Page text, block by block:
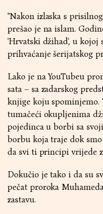
"Nakon izlaska s
prešao je na islam.
'Hrvatski džihad', u kojoj
prihvaćanje šerijatskog
Lako je na YouTubeu
sata – sa zadarskog
knjige koju spominjemo.
tumačeći okupljenima
pojedinca u borbi sa
borbu koja traje dok
da svi ti principi vrijede
Dokučio je tako i da su
pečat proroka
zastavu.